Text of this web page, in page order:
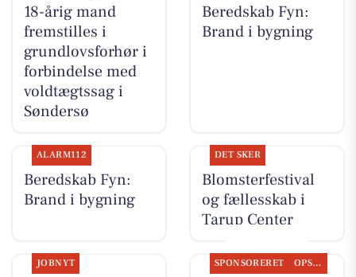
18-årig mand
fremstilles i
grundlovsforhør i
forbindelse med
voldtægtssag i
Søndersø
Beredskab Fyn:
Brand i bygning
ALARM112
Beredskab Fyn:
Brand i bygning
DET SKER
Blomsterfestival
og fællesskab i
Tarup Center
JOBNYT SPONSORERET OPSLAGSTAVLEN